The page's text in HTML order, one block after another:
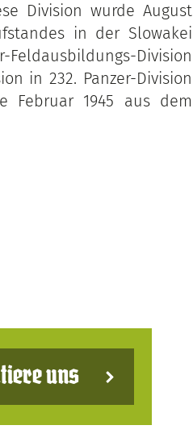
Division wurde August
in der Slowakei
Division
in 232. Panzer-Division
Februar 1945 aus dem
uns